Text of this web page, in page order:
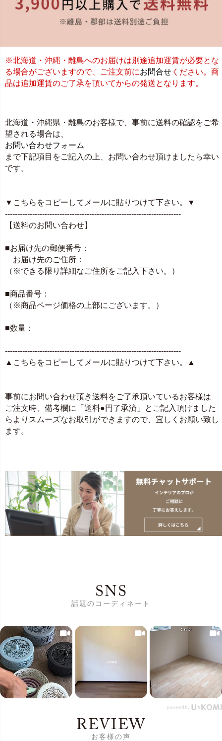
※北海道・沖縄・離島へのお届けは別途追加運賃が必要とな
る場合がございますので、ご注文前にお問合せ ください。商
品は追加運賃のご了承を頂いてからの発送となります。
北海道・沖縄県・離島のお客様で、事前に送料の確認をご希
望される場合は、
お問い合わせフォーム
まで下記項目をご記入の上、お問い合わせ頂けましたら幸い
です。
▼こちらをコピーしてメールに貼りつけて下さい。▼
-----------------------------------------------------------------------
【送料のお問い合わせ】
■お届け先の郵便番号：
お届け先のご住所：
（※できる限り詳細なご住所をご記入下さい。）
■商品番号：
（※商品ページ価格の上部にございます。）
■数量：
-----------------------------------------------------------------------
▲こちらをコピーしてメールに貼りつけて下さい。▲
事前にお問い合わせ頂き送料をご了承頂いているお客様は
ご注文時、備考欄に「送料●円了承済」とご記入頂けました
らよりスムーズなお取引ができますので、宜しくお願い致し
ます。
SNS
話題のコーディネート
REVIEW
お客様の声